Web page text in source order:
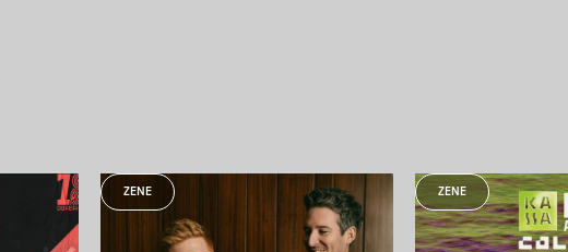
ZENE ZENE